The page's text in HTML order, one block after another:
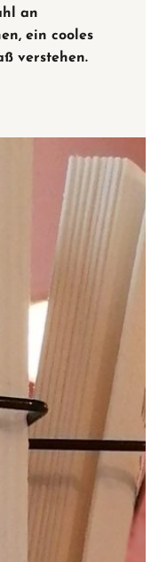
an
ein cooles
verstehen.